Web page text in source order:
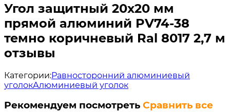
Угол защитный 20х20 мм
прямой алюминий PV74-38
темно коричневый Ral 8017 2,7 м
отзывы
Категории:Равносторонний алюминиевый
уголокАлюминиевый уголок
Рекомендуем посмотреть Сравнить все